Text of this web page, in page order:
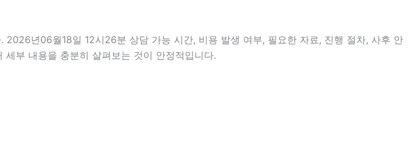
년06월18일 12시26분 상담 가능 시간, 비용 발생 여부, 필요한 자료, 진행 절차, 사후 안
부 내용을 충분히 살펴보는 것이 안정적입니다.